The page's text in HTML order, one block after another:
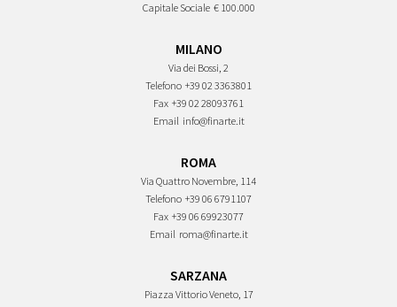
Capitale Sociale € 100.000
MILANO
Via dei Bossi, 2
Telefono +39 02 3363801
Fax +39 02 28093761
Email info@finarte.it
ROMA
Via Quattro Novembre, 114
Telefono +39 06 6791107
Fax +39 06 69923077
Email roma@finarte.it
SARZANA
Piazza Vittorio Veneto, 17